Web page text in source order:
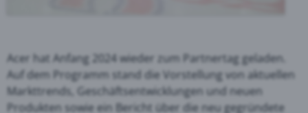
Acer hat Anfang 2024 wieder zum Partnertag geladen.
Auf dem Programm stand die Vorstellung von aktuellen
Markttrends, Geschäftsentwicklungen und neuen
Produkten sowie ein Bericht über die neu gegründete